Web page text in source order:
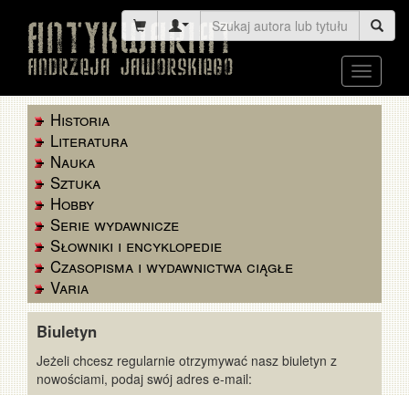
Toggle
Historia
Literatura
Nauka
Sztuka
Hobby
Serie wydawnicze
Słowniki i encyklopedie
Czasopisma i wydawnictwa ciągłe
Varia
Biuletyn
Jeżeli chcesz regularnie otrzymywać nasz biuletyn z
nowościami, podaj swój adres e-mail: